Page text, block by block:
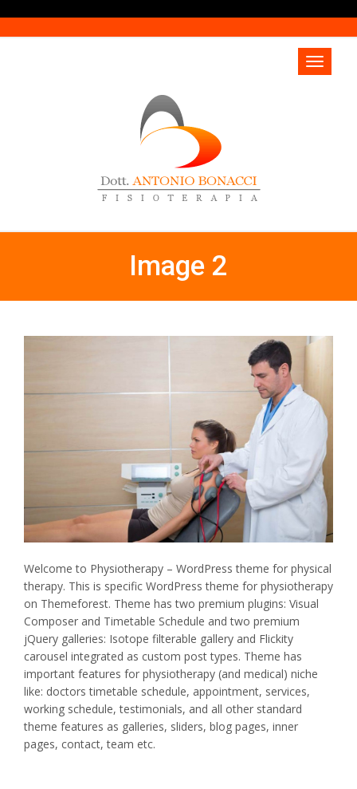
Image 2
Welcome to Physiotherapy – WordPress theme for physical
therapy. This is specific WordPress theme for physiotherapy
on Themeforest. Theme has two premium plugins: Visual
Composer and Timetable Schedule and two premium
jQuery galleries: Isotope filterable gallery and Flickity
carousel integrated as custom post types. Theme has
important features for physiotherapy (and medical) niche
like: doctors timetable schedule, appointment, services,
working schedule, testimonials, and all other standard
theme features as galleries, sliders, blog pages, inner
pages, contact, team etc.